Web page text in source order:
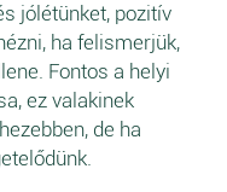
jólétünket, pozitív
ha felismerjük,
Fontos a helyi
ez valakinek
de ha